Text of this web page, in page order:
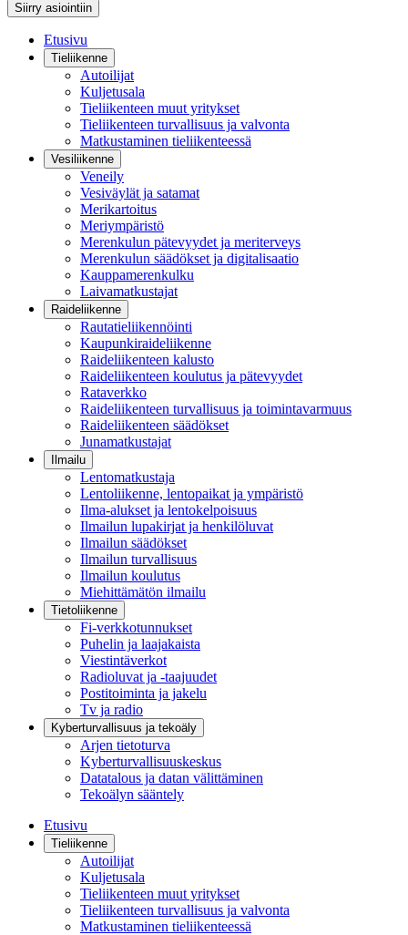
Siirry asiointiin
Etusivu
Tieliikenne
Autoilijat
Kuljetusala
Tieliikenteen muut yritykset
Tieliikenteen turvallisuus ja valvonta
Matkustaminen tieliikenteessä
Vesiliikenne
Veneily
Vesiväylät ja satamat
Merikartoitus
Meriympäristö
Merenkulun pätevyydet ja meriterveys
Merenkulun säädökset ja digitalisaatio
Kauppamerenkulku
Laivamatkustajat
Raideliikenne
Rautatieliikennöinti
Kaupunkiraideliikenne
Raideliikenteen kalusto
Raideliikenteen koulutus ja pätevyydet
Rataverkko
Raideliikenteen turvallisuus ja toimintavarmuus
Raideliikenteen säädökset
Junamatkustajat
Ilmailu
Lentomatkustaja
Lentoliikenne, lentopaikat ja ympäristö
Ilma-alukset ja lentokelpoisuus
Ilmailun lupakirjat ja henkilöluvat
Ilmailun säädökset
Ilmailun turvallisuus
Ilmailun koulutus
Miehittämätön ilmailu
Tietoliikenne
Fi-verkkotunnukset
Puhelin ja laajakaista
Viestintäverkot
Radioluvat ja -taajuudet
Postitoiminta ja jakelu
Tv ja radio
Kyberturvallisuus ja tekoäly
Arjen tietoturva
Kyberturvallisuuskeskus
Datatalous ja datan välittäminen
Tekoälyn sääntely
Etusivu
Tieliikenne
Autoilijat
Kuljetusala
Tieliikenteen muut yritykset
Tieliikenteen turvallisuus ja valvonta
Matkustaminen tieliikenteessä